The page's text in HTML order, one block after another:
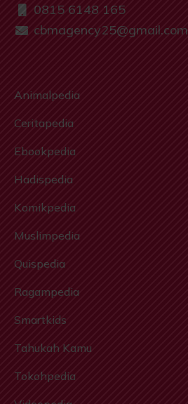
0815 6148 165
cbmagency25@gmail.com
Animalpedia
Ceritapedia
Ebookpedia
Hadispedia
Komikpedia
Muslimpedia
Quispedia
Ragampedia
Smartkids
Tahukah Kamu
Tokohpedia